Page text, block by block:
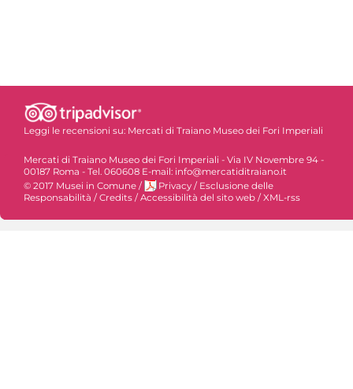
Leggi le recensioni su: Mercati di Traiano Museo dei Fori Imperiali
Mercati di Traiano Museo dei Fori Imperiali - Via IV Novembre 94 -
00187 Roma - Tel. 060608 E-mail: info@mercatiditraiano.it
© 2017 Musei in Comune / Privacy / Esclusione delle
Responsabilità /Credits /Accessibilità del sito web /XML-rss